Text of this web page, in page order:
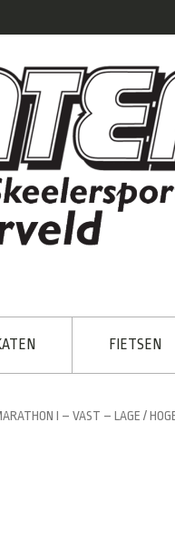
FIETSEN
I – VAST – LAGE /